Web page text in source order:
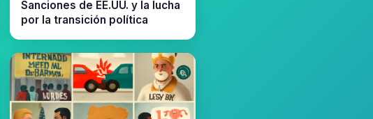
Sanciones de EE.UU. y la lucha
por la transición política